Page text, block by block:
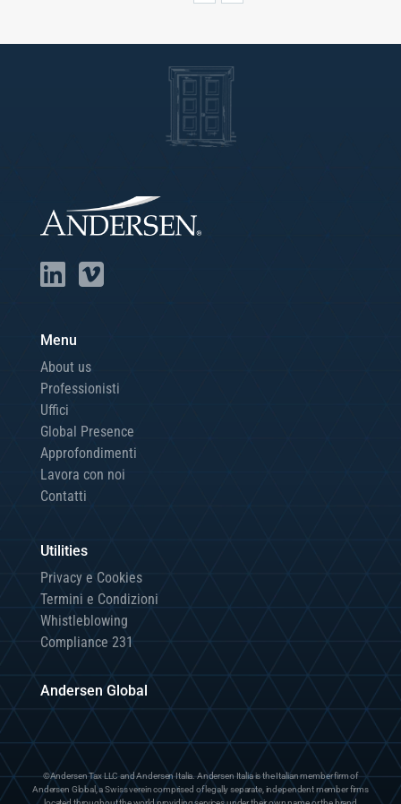
Menu
About us
Professionisti
Uffici
Global Presence
Approfondimenti
Lavora con noi
Contatti
Utilities
Privacy e Cookies
Termini e Condizioni
Whistleblowing
Compliance 231
Andersen Global
©Andersen Tax LLC and Andersen Italia. Andersen Italia is the Italian member firm of
Andersen Global, a Swiss verein comprised of legally separate, independent member firms